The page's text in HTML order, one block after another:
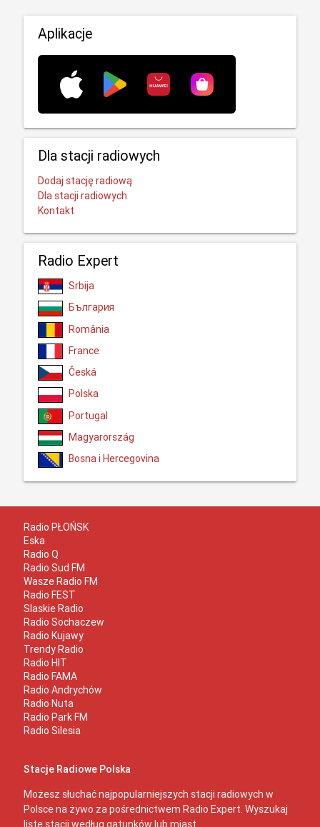
Aplikacje
Dla stacji radiowych
Dodaj stację radiową
Dla stacji radiowych
Kontakt
Radio Expert
Srbija
България
România
France
Česká
Polska
Portugal
Magyarország
Bosna i Hercegovina
Radio PŁOŃSK
Eska
Radio Q
Radio Sud FM
Wasze Radio FM
Radio FEST
Slaskie Radio
Radio Sochaczew
Radio Kujawy
Trendy Radio
Radio HIT
Radio FAMA
Radio Andrychów
Radio Nuta
Radio Park FM
Radio Silesia
Stacje Radiowe Polska
Możesz słuchać najpopularniejszych stacji radiowych w
Polsce na żywo za pośrednictwem Radio Expert. Wyszukaj
listę stacji według gatunków lub miast.